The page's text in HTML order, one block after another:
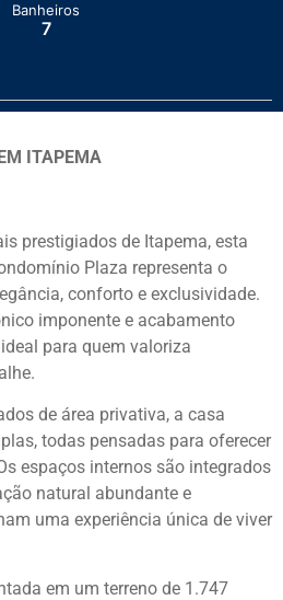
Banheiros
7
ITAPEMA
prestigiados de Itapema, esta
Plaza representa o
conforto e exclusividade.
imponente e acabamento
para quem valoriza
de área privativa, a casa
todas pensadas para oferecer
espaços internos são integrados
natural abundante e
uma experiência única de viver
em um terreno de 1.747